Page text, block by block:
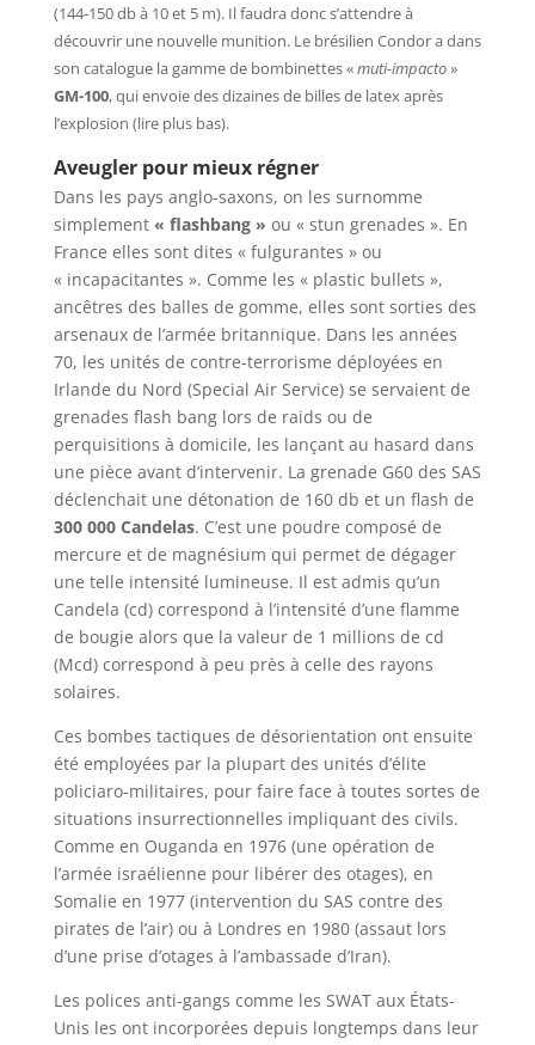
(144-150 db à 10 et 5 m). Il faudra donc s’attendre à
découvrir une nouvelle munition. Le brésilien Condor a dans
son catalogue la gamme de bombinettes «muti-impacto»
GM-100, qui envoie des dizaines de billes de latex après
l’explosion (lire plus bas).
Aveugler pour mieux régner
Dans les pays anglo-saxons, on les surnomme
simplement « flashbang » ou « stun grenades ». En
France elles sont dites « fulgurantes » ou
« incapacitantes ». Comme les « plastic bullets »,
ancêtres des balles de gomme, elles sont sorties des
arsenaux de l’armée britannique. Dans les années
70, les unités de contre-terrorisme déployées en
Irlande du Nord (Special Air Service) se servaient de
grenades flash bang lors de raids ou de
perquisitions à domicile, les lançant au hasard dans
une pièce avant d’intervenir. La grenade G60 des SAS
déclenchait une détonation de 160 db et un flash de
300 000 Candelas. C’est une poudre composé de
mercure et de magnésium qui permet de dégager
une telle intensité lumineuse. Il est admis qu’un
Candela (cd) correspond à l’intensité d’une flamme
de bougie alors que la valeur de 1 millions de cd
(Mcd) correspond à peu près à celle des rayons
solaires.
Ces bombes tactiques de désorientation ont ensuite
été employées par la plupart des unités d’élite
policiaro-militaires, pour faire face à toutes sortes de
situations insurrectionnelles impliquant des civils.
Comme en Ouganda en 1976 (une opération de
l’armée israélienne pour libérer des otages), en
Somalie en 1977 (intervention du SAS contre des
pirates de l’air) ou à Londres en 1980 (assaut lors
d’une prise d’otages à l’ambassade d’Iran).
Les polices anti-gangs comme les SWAT aux États-
Unis les ont incorporées depuis longtemps dans leur